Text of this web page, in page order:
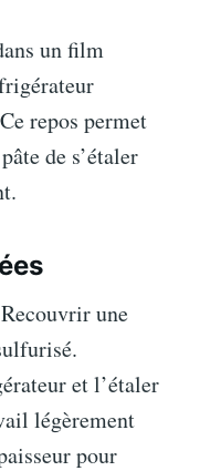
un film
repos permet
de s’étaler
une
et l’étaler
légèrement
pour